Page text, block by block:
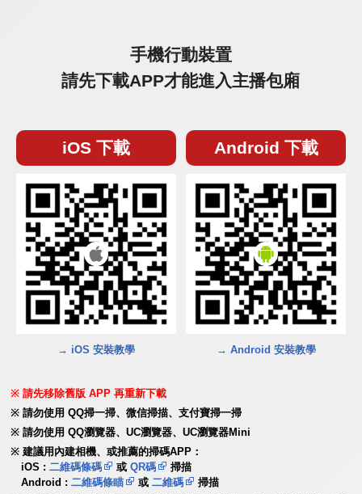
手機行動裝置
請先下載APP才能進入主播包廂
iOS 下載
→ iOS 安裝教學
Android 下載
→ Android 安裝教學
請先移除舊版 APP 再重新下載
請勿使用 QQ掃一掃、微信掃描、支付寶掃一掃
請勿使用 QQ瀏覽器、UC瀏覽器、UC瀏覽器Mini
建議用內建相機、或推薦的掃碼APP：
iOS :二維碼條碼 或QR碼
掃描
Android :二維碼條瞄 或二維碼
掃描